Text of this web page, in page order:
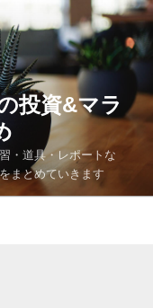
投資&マラ
・道具・レポートな
まとめていきます